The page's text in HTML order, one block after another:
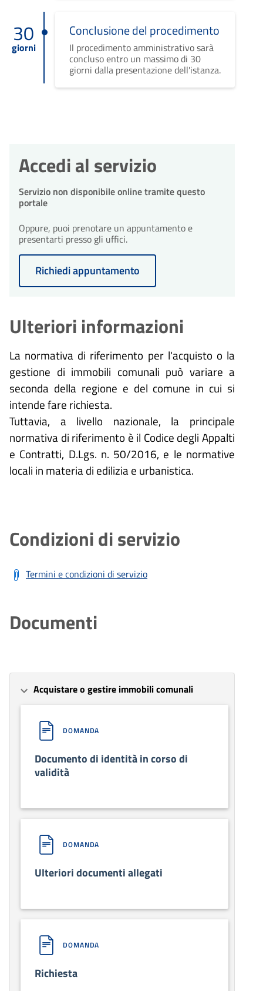
30
giorni
Conclusione del procedimento
Il procedimento amministrativo sarà
concluso entro un massimo di 30
giorni dalla presentazione dell'istanza.
Accedi al servizio
Servizio non disponibile online tramite questo
portale
Oppure, puoi prenotare un appuntamento e
presentarti presso gli uffici.
Richiedi appuntamento
Ulteriori informazioni
La normativa di riferimento per l'acquisto o la
gestione di immobili comunali può variare a
seconda della regione e del comune in cui si
intende fare richiesta.
Tuttavia, a livello nazionale, la principale
normativa di riferimento è il Codice degli Appalti
e Contratti, D.Lgs. n. 50/2016, e le normative
locali in materia di edilizia e urbanistica.
Condizioni di servizio
Termini e condizioni di servizio
Documenti
Acquistare o gestire immobili comunali
DOMANDA
Documento di identità in corso di
validità
DOMANDA
Ulteriori documenti allegati
DOMANDA
Richiesta